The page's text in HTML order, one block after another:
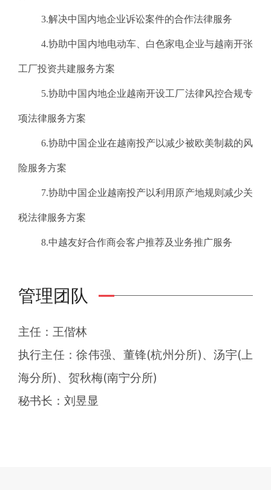
3.解决中国内地企业诉讼案件的合作法律服务
4.协助中国内地电动车、白色家电企业与越南开张
工厂投资共建服务方案
5.协助中国内地企业越南开设工厂法律风控合规专
项法律服务方案
6.协助中国企业在越南投产以减少被欧美制裁的风
险服务方案
7.协助中国企业越南投产以利用原产地规则减少关
税法律服务方案
8.中越友好合作商会客户推荐及业务推广服务
管理团队
主任：王偕林
执行主任：徐伟强、董锋(杭州分所)、汤宇(上
海分所)、贺秋梅(南宁分所)
秘书长：刘昱显